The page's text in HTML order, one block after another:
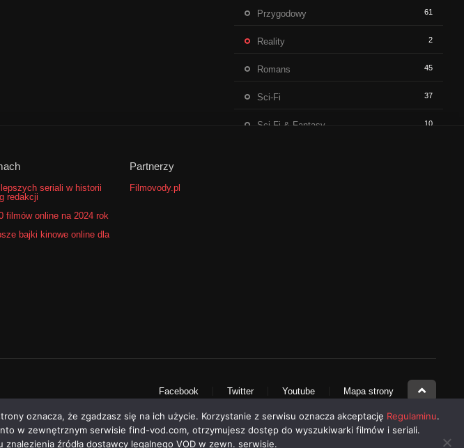
Przygodowy 61
Reality 2
Romans 45
Sci-Fi 37
Sci-Fi & Fantasy 10
2020
2018 2017 2016
2015
seriali w historii
redakcji
filmów online na 2024 rok
bajki kinowe online dla
Partnerzy
Filmovody.pl
Facebook Twitter Youtube Mapa strony
oznacza, że zgadzasz się na ich użycie. Korzystanie z serwisu oznacza akceptację Regulaminu.
w zewnętrznym serwisie find-vod.com, otrzymujesz dostęp do wyszukiwarki filmów i seriali.
źródła dostawcy legalnego VOD w zewn. serwisie.